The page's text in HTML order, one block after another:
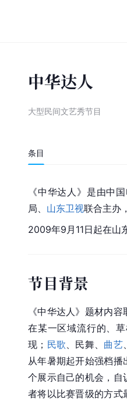
中华达人
大型民间文艺秀节目
条目
《中华达人》是由中
局、 山东卫视联合主办
2009年9月11日起在山
节目背景
《中华达人》题材内
在某一区域流行的、
现； 民歌 、民舞、 曲艺
从年暑期起开始强档
个展示自己的机会，自
者将以比赛晋级的方式